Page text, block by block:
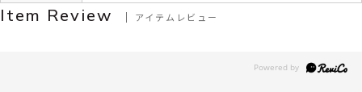
Item Review アイテムレビュー